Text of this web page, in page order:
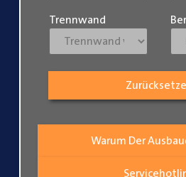
Warum Der
Trennwand